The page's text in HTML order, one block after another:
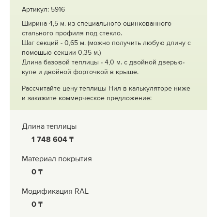
Артикул: 5916
Ширина 4,5 м. из специального оцинкованного
стального профиля под стекло.
Шаг секций - 0,65 м. (можно получить любую длину с
помощью секции 0,35 м.)
Длина базовой теплицы - 4,0 м. с двойной дверью-
купе и двойной форточкой в крыше.
Рассчитайте цену теплицы Нил в калькуляторе ниже
и закажите коммерческое предложение:
Длина теплицы
1 748 604
Материал покрытия
0
Модификация RAL
0